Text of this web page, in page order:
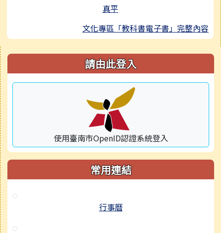
真平
文化專區「教科書電子書」完整內容
右邊區域內容 請由此登入
使用臺南市OpenID認證系統登入
常用連結
行事曆